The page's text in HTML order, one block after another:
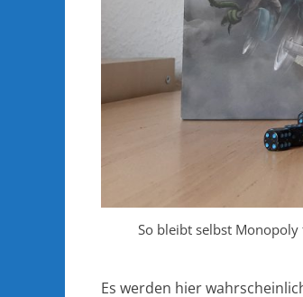
So bleibt selbst
Es werden hier